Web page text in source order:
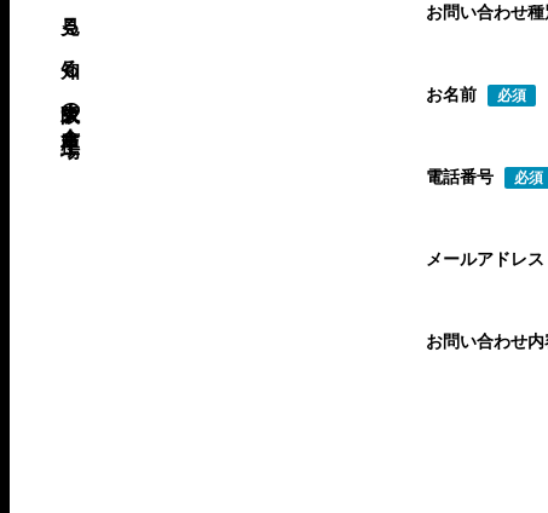
見る、知る、東大阪の倉庫･工場 お問い合わせ種
お名前 必須
電話番号 必須
メールアドレス
お問い合わせ内